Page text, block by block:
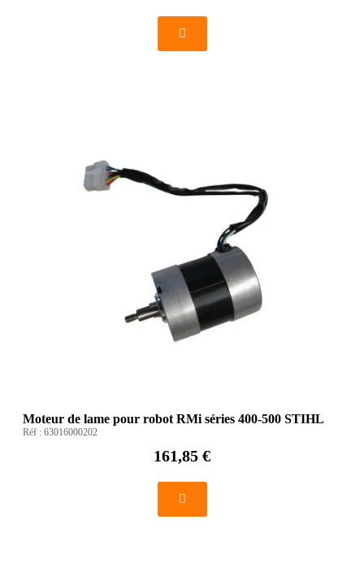
Moteur de lame pour robot RMi séries 400-500 STIHL
Réf : 63016000202
161,85 €